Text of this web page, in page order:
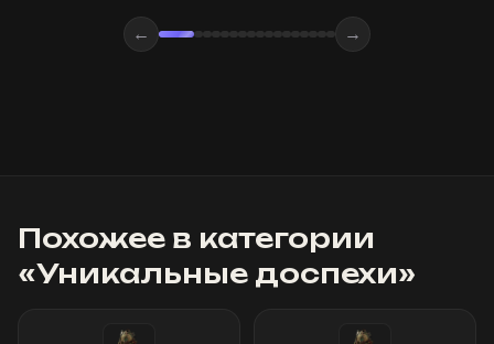
← →
Похожее в категории
«Уникальные доспехи»